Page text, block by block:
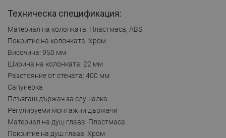
Техническа спецификация:
Материал на колонката: Пластмаса, ABS
Покритие на колонката: Хром
Височина: 950 мм
Ширина на колонката: 22 мм
Разстояние от стената: 400 мм
Сапунерка
Плъзгащ държач за слушалка
Регулируеми монтажни държачи
Материал на душ глава: Пластмаса
Покритие на душ глава: Хром